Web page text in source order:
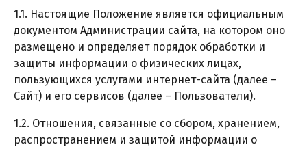
1.1. Настоящие Положение является официальным
документом Администрации сайта, на котором оно
размещено и определяет порядок обработки и
защиты информации о физических лицах,
пользующихся услугами интернет-сайта (далее –
Сайт) и его сервисов (далее – Пользователи).
1.2. Отношения, связанные со сбором, хранением,
распространением и защитой информации о